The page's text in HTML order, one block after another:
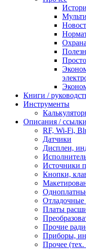
Книги /
Инструменты
Описания /
RF, Wi-Fi,
Датчики
Дисплеи,
Источники
Кнопки,
Отладочные
Платы
Прочие
Приборы,
Прочее